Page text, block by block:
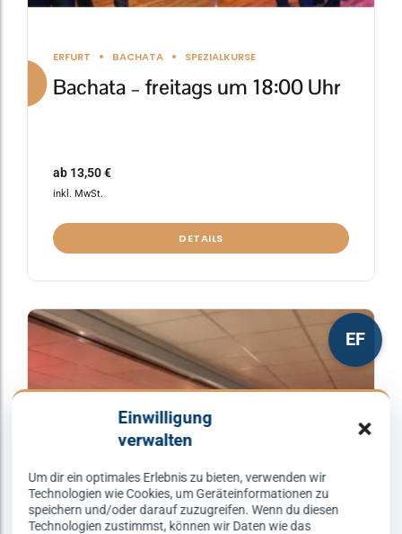
Einwilligung
verwalten
Um dir ein optimales Erlebnis zu bieten, verwenden wir
Technologien wie Cookies, um Geräteinformationen zu
speichern und/oder darauf zuzugreifen. Wenn du diesen
Technologien zustimmst, können wir Daten wie das
ERFURT BACHATA SPEZIALKURSE
Bachata – freitags um 18:00 Uhr
ab 13,50€
inkl. MwSt.
DETAILS
EF
Dieses
Produkt
mehrere
Optionen
können
auf